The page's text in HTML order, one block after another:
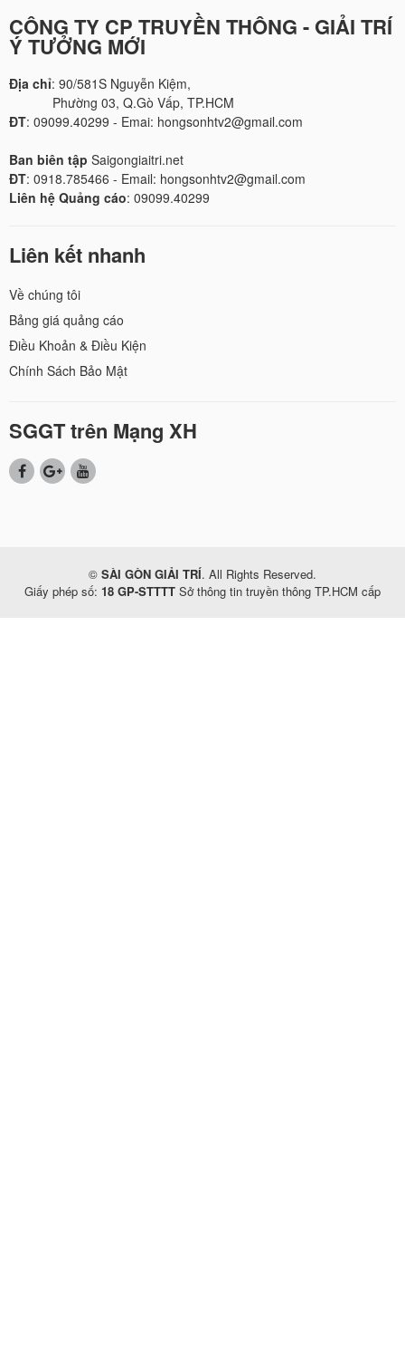
CÔNG TY CP TRUYỀN THÔNG - GIẢI TRÍ
Ý TƯỞNG MỚI
Địa chỉ: 90/581S Nguyễn Kiệm,
Phường 03, Q.Gò Vấp, TP.HCM
ĐT: 09099.40299 - Emai: hongsonhtv2@gmail.com
Ban biên tập Saigongiaitri.net
ĐT: 0918.785466 - Email: hongsonhtv2@gmail.com
Liên hệ Quảng cáo: 09099.40299
Liên kết nhanh
Về chúng tôi
Bảng giá quảng cáo
Điều Khoản & Điều Kiện
Chính Sách Bảo Mật
SGGT trên Mạng XH
© SÀI GÒN GIẢI TRÍ. All Rights Reserved.
Giấy phép số: 18 GP-STTTT Sở thông tin truyền thông TP.HCM cấp